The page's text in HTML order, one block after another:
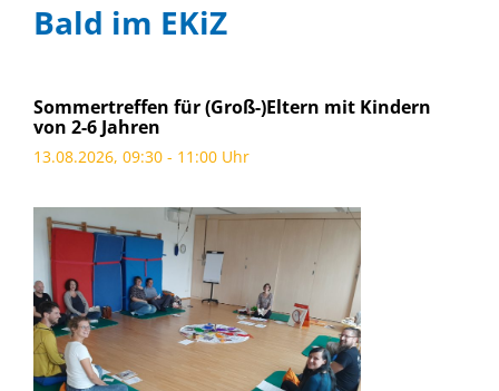
Bald im EKiZ
Sommertreffen für (Groß-)Eltern mit Kindern
von 2-6 Jahren
13.08.2026, 09:30 - 11:00 Uhr